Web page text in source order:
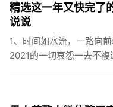
精选这一年又快完了
说说
1、时间如水流，一路向
2021的一切哀怨一去不